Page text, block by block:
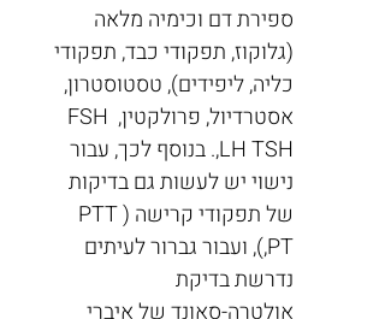
ספירת דם וכימיה מלאה
(גלוקוז, תפקודי כבד, תפקודי
כליה, ליפידים), טסטוסטרון,
אסטרדיול, פרולקטין, FSH
,LH TSH. בנוסף לכך, עבור
נישוי יש לעשות גם בדיקות
של תפקודי קרישה (PTT
,PT), ועבור גברור לעיתים
נדרשת בדיקת
אולטרה-סאונד של איברי